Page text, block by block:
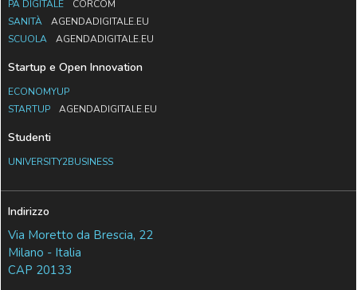
PA DIGITALE
CORCOM
SANITÀ
AGENDADIGITALE.EU
SCUOLA
AGENDADIGITALE.EU
Startup e Open Innovation
ECONOMYUP
STARTUP
AGENDADIGITALE.EU
Studenti
UNIVERSITY2BUSINESS
Indirizzo
Via Moretto da Brescia, 22
Milano - Italia
CAP 20133